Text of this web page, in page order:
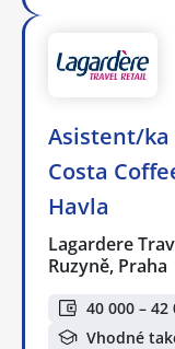
Asistent/ka
Costa
Havla
Lagardere
Ruzyně, Praha
40 000 – 42
Vhodné